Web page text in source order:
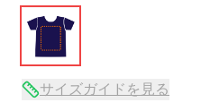
サイズガイドを見る